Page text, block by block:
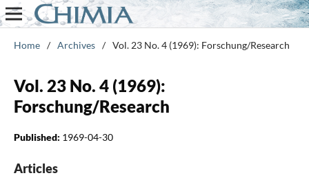
Home / Archives / Vol. 23 No. 4 (1969): Forschung/Research
Vol. 23 No. 4 (1969):
Forschung/Research
Published: 1969-04-30
Articles